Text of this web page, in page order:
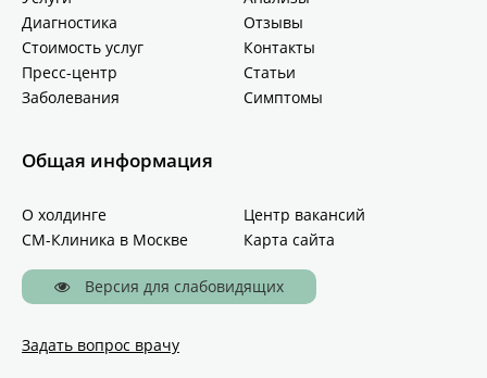
Диагностика
Отзывы
Стоимость услуг
Контакты
Пресс-центр
Статьи
Заболевания
Симптомы
Общая информация
О холдинге
Центр вакансий
СМ-Клиника в Москве
Карта сайта
Версия для слабовидящих
Задать вопрос врачу